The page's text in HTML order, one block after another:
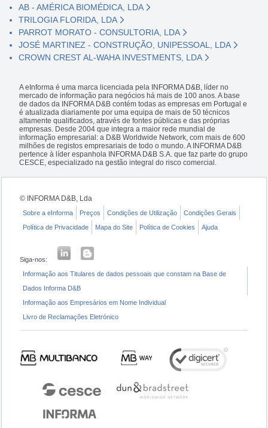
AB - AMÉRICA BIOMÉDICA, LDA
TRILOGIA FLORIDA, LDA
PARROT MORATO - CONSULTORIA, LDA
JOSÉ MARTINEZ - CONSTRUÇÃO, UNIPESSOAL, LDA
CROWN CREST AL-WAHA INVESTMENTS, LDA
A eInforma é uma marca licenciada pela INFORMA D&B, líder no
mercado de informação para negócios há mais de 100 anos. A base
de dados da INFORMA D&B contém todas as empresas em Portugal e
é atualizada diariamente por uma equipa de mais de 50 técnicos
altamente qualificados, através de fontes públicas e das próprias
empresas. Desde 2004 que integra a maior rede mundial de
informação empresarial: a D&B Worldwide Network, com mais de 600
milhões de registos empresariais de todo o mundo. A INFORMA D&B
pertence à líder espanhola INFORMA D&B S.A. que faz parte do grupo
CESCE, especializado na gestão integral do risco comercial.
© INFORMA D&B, Lda
Sobre a eInforma Preços Condições de Utilização
Condições Gerais
Política de Privacidade
Mapa do Site Política de Cookies Ajuda
Siga-nos:
Informação aos Titulares de dados pessoais que constam na Base de
Dados Informa D&B
Informação aos Empresários em Nome Individual
Livro de Reclamações Eletrónico